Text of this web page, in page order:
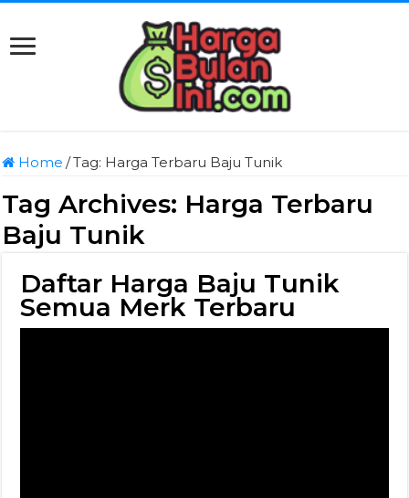
Home /Tag: Harga Terbaru Baju Tunik
Tag Archives: Harga Terbaru
Baju Tunik
Daftar Harga Baju Tunik
Semua Merk Terbaru